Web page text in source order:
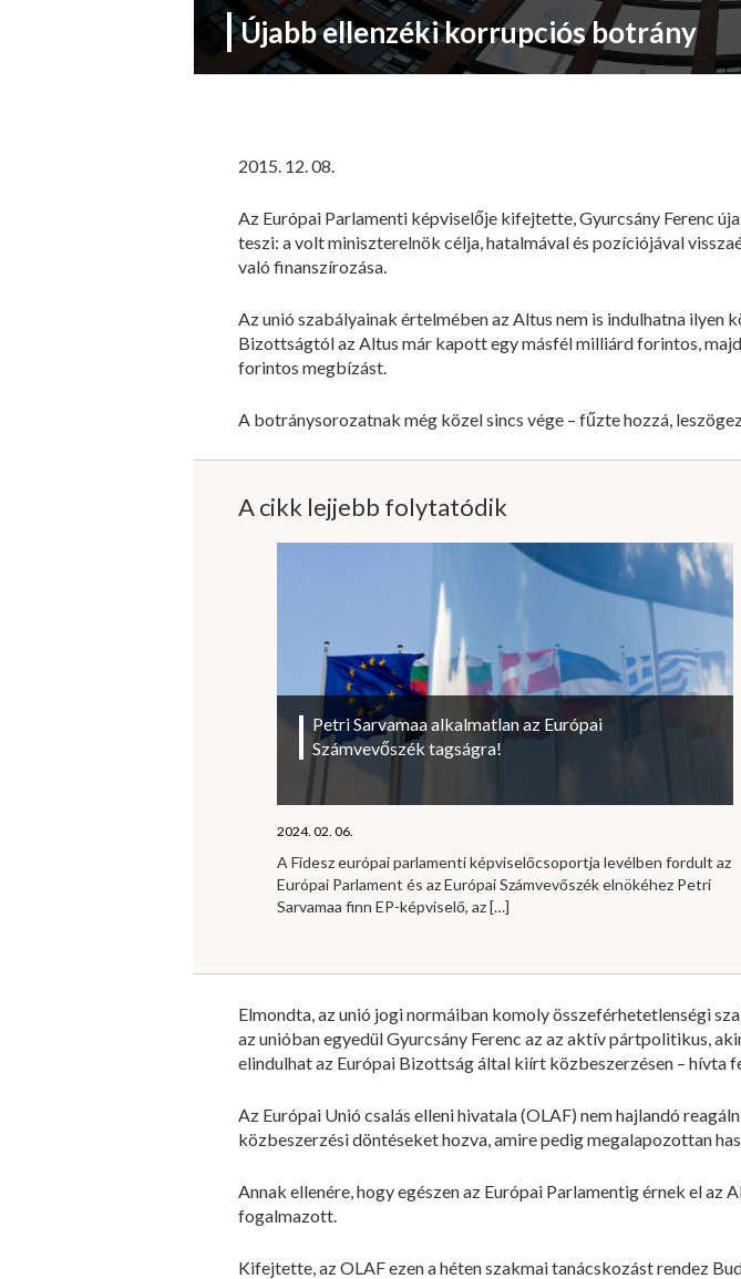
Újabb ellenzéki korrupciós botrány
2015. 12. 08.
Az Európai Parlamenti képviselője kifejtette, Gyurcsány Ferenc
teszi: a volt miniszterelnök célja, hatalmával és pozíciójával
való finanszírozása.
Az unió szabályainak értelmében az Altus nem is indulhatna
Bizottságtól az Altus már kapott egy másfél milliárd forintos,
forintos megbízást.
A botránysorozatnak még közel sincs vége – fűzte hozzá,
A cikk lejjebb folytatódik
Petri Sarvamaa alkalmatlan az Európai
Számvevőszék tagságra!
2024. 02. 06.
A Fidesz európai parlamenti képviselőcsoportja levélben fordult az
Európai Parlament és az Európai Számvevőszék elnökéhez Petri
Sarvamaa finn EP-képviselő, az[…]
Elmondta, az unió jogi normáiban komoly összeférhetetlenségi
az unióban egyedül Gyurcsány Ferenc az az aktív pártpolitikus,
elindulhat az Európai Bizottság által kiírt közbeszerzésen – hívta
Az Európai Unió csalás elleni hivatala (OLAF) nem hajlandó
közbeszerzési döntéseket hozva, amire pedig megalapozottan
Annak ellenére, hogy egészen az Európai Parlamentig érnek el
fogalmazott.
Kifejtette, az OLAF ezen a héten szakmai tanácskozást rendez